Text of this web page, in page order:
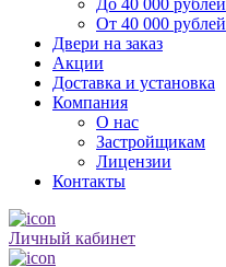
До 40 000 рублей
От 40 000 рублей
Двери на заказ
Акции
Доставка и установка
Компания
О нас
Застройщикам
Лицензии
Контакты
Личный кабинет